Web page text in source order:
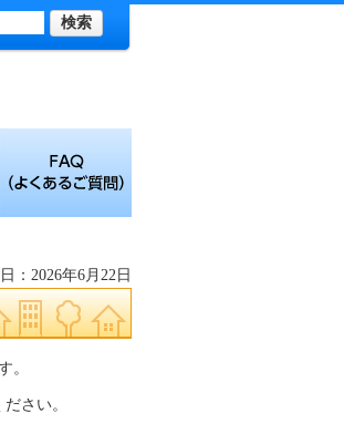
：2026年6月22日
。
さい。